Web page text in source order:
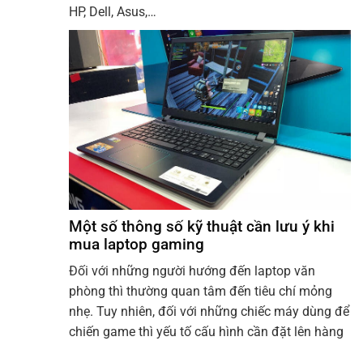
HP, Dell, Asus,…
Một số thông số kỹ thuật cần lưu ý khi
mua laptop gaming
Đối với những người hướng đến laptop văn
phòng thì thường quan tâm đến tiêu chí mỏng
nhẹ. Tuy nhiên, đối với những chiếc máy dùng để
chiến game thì yếu tố cấu hình cần đặt lên hàng